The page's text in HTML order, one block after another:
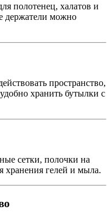
полотенец, халатов и
держатели можно
пространство,
хранить бутылки с
сетки, полочки на
хранения гелей и мыла.